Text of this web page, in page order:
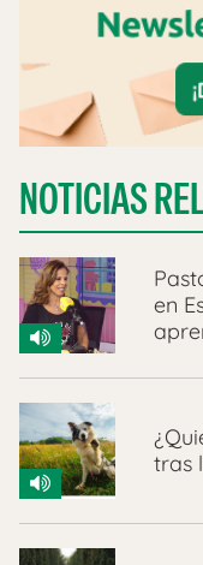
NOTICIAS
en
tras